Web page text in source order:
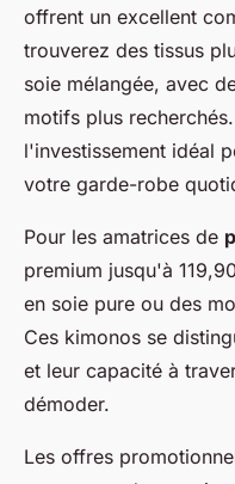
offrent un excellent
trouverez des tissus
soie mélangée, avec
motifs plus
l'investissement idéal
votre garde-robe
Pour les amatrices de
premium jusqu'à
en soie pure ou des
Ces kimonos se
et leur capacité à
démoder.
Les offres